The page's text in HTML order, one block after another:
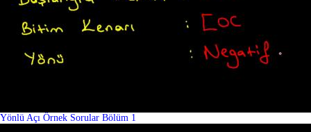
Yönlü Açı Örnek Sorular Bölüm 1